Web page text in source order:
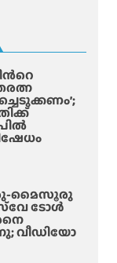
മൈസൂരു
ടോൾ
വീഡിയോ